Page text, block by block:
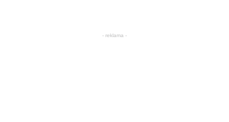
- reklama -